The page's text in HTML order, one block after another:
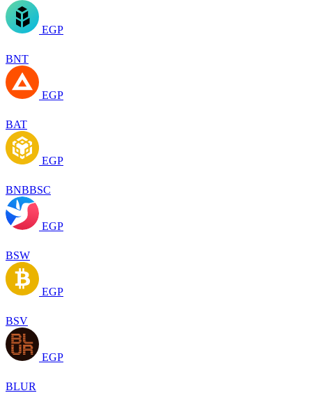
EGP
BNT
EGP
BAT
EGP
BNBBSC
EGP
BSW
EGP
BSV
EGP
BLUR